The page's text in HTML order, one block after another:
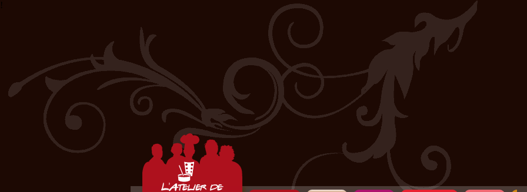
!
L'ATELIER CULINAIRE
PARTICIPATIF :
Vous organisez un repas de
famille, entre amis, un mariage,
ou un anniversaire et ne
disposez pas du matériel ni de
l'espace nécessaire...
Cliquer ici...